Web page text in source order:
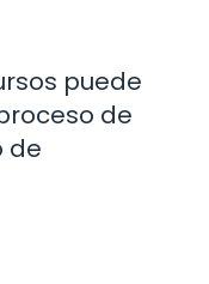
puede
de
de